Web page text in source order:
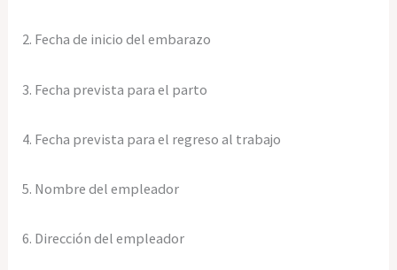
2. Fecha de inicio del embarazo
3. Fecha prevista para el parto
4. Fecha prevista para el regreso al trabajo
5. Nombre del empleador
6. Dirección del empleador